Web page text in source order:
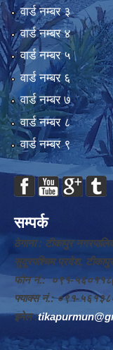
वार्ड न‌म्बर ३
वार्ड न‌म्बर ४
वार्ड न‌म्बर ५
वार्ड न‌म्बर ६
वार्ड न‌म्बर ७
वार्ड न‌म्बर ८
वार्ड न‌म्बर ९
सम्पर्क
ठेगाना : टीकापुर
सुदूरपश्चिम प्रदेश,
फोन नं.: ०९१-
फ्याक्स नं.: ०९१-
इमेल :